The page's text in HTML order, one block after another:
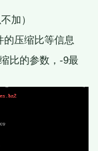
加）
压缩比等信息
比的参数，-9最